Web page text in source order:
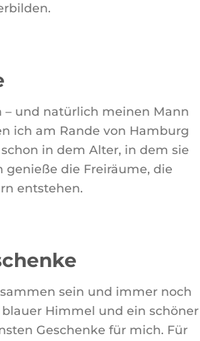
– und natürlich meinen Mann
ich am Rande von Hamburg
in dem Alter, in dem sie
die Freiräume, die
entstehen.
sein und immer noch
Himmel und ein schöner
Geschenke für mich. Für